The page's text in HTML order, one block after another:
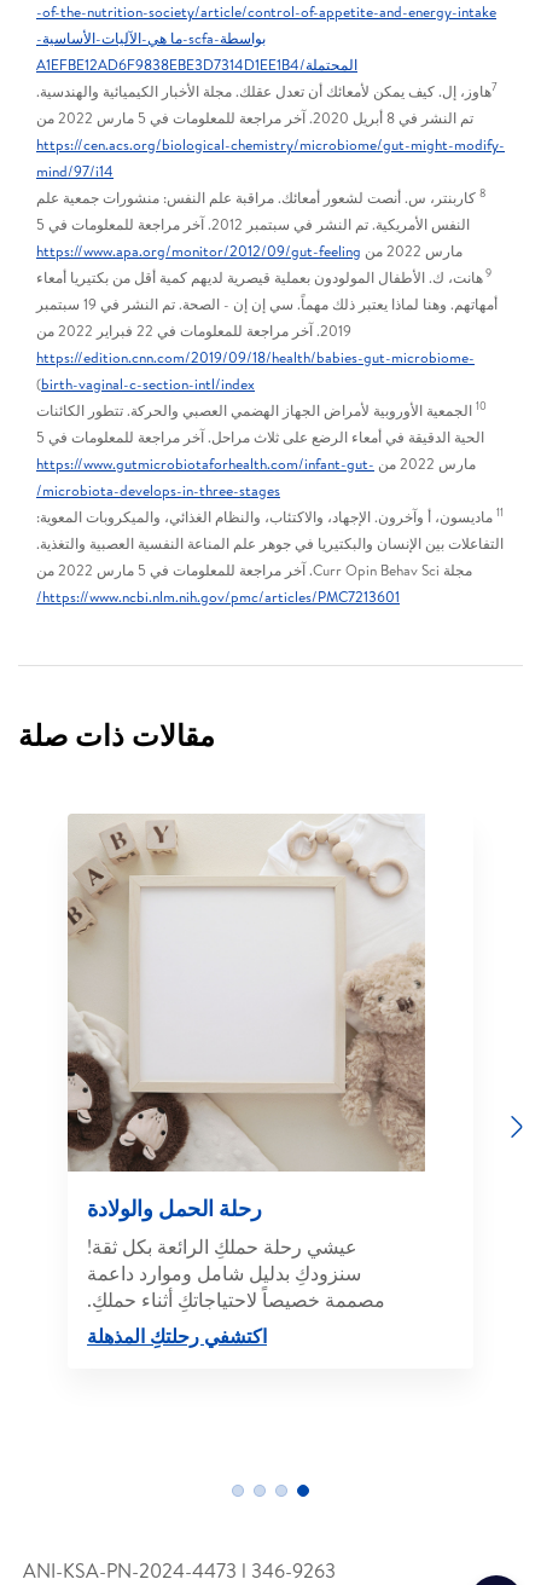
of-the-nutrition-society/article/control-of-appetite-and-energy-intake-
بواسطة-scfa-ما هي-الآليات-الأساسية-
المحتملة/A1EFBE12AD6F9838EBE3D7314D1EE1B4
7هاوز، إل. كيف يمكن لأمعائك أن تعدل عقلك. مجلة الأخبار الكيميائية والهندسية.
تم النشر في 8 أبريل 2020. آخر مراجعة للمعلومات في 5 مارس 2022 من
https://cen.acs.org/biological-chemistry/microbiome/gut-might-modify-
mind/97/i14
8 كاربنتر، س. أنصت لشعور أمعائك. مراقبة علم النفس: منشورات جمعية علم
النفس الأمريكية. تم النشر في سبتمبر 2012. آخر مراجعة للمعلومات في 5
مارس 2022 من
https://www.apa.org/monitor/2012/09/gut-feeling
9هانت، ك. الأطفال المولودون بعملية قيصرية لديهم كمية أقل من بكتيريا أمعاء
أمهاتهم. وهنا لماذا يعتبر ذلك مهماً. سي إن إن - الصحة. تم النشر في 19 سبتمبر
2019. آخر مراجعة للمعلومات في 22 فبراير 2022 من
https://edition.cnn.com/2019/09/18/health/babies-gut-microbiome-
birth-vaginal-c-section-intl/index
)
10 الجمعية الأوروبية لأمراض الجهاز الهضمي العصبي والحركة. تتطور الكائنات
الحية الدقيقة في أمعاء الرضع على ثلاث مراحل. آخر مراجعة للمعلومات في 5
مارس 2022 من
https://www.gutmicrobiotaforhealth.com/infant-gut-
microbiota-develops-in-three-stages/
11 ماديسون، أ وآخرون. الإجهاد، والاكتئاب، والنظام الغذائي، والميكروبات المعوية:
التفاعلات بين الإنسان والبكتيريا في جوهر علم المناعة النفسية العصبية والتغذية.
مجلة Curr Opin Behav Sci. آخر مراجعة للمعلومات في 5 مارس 2022 من
https://www.ncbi.nlm.nih.gov/pmc/articles/PMC7213601/
مقالات ذات صلة
Previous
رحلة الحمل والولادة
عيشي رحلة حملكِ الرائعة بكل ثقة!
سنزودكِ بدليل شامل وموارد داعمة
مصممة خصيصاً لاحتياجاتكِ أثناء حملكِ.
اكتشفي رحلتكِ المذهلة
ANI-KSA-PN-2024-4473 l 346­-9263